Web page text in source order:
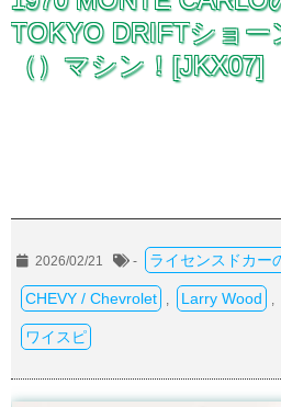
TOKYO DRIFTショー
（）マシン！[JKX07]
2026/02/21 - ライセンスドカー
CHEVY / Chevrolet Larry Wood
ワイスピ